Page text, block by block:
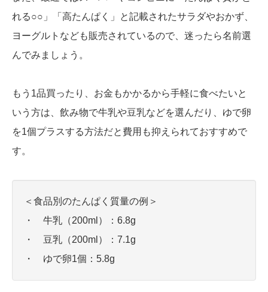
れる○○」「高たんぱく」と記載されたサラダやおかず、
ヨーグルトなども販売されているので、迷ったら名前選
んでみましょう。
もう1品買ったり、お金もかかるから手軽に食べたいと
いう方は、飲み物で牛乳や豆乳などを選んだり、ゆで卵
を1個プラスする方法だと費用も抑えられておすすめで
す。
＜食品別のたんぱく質量の例＞
・ 牛乳（200ml）：6.8g
・ 豆乳（200ml）：7.1g
・ ゆで卵1個：5.8g